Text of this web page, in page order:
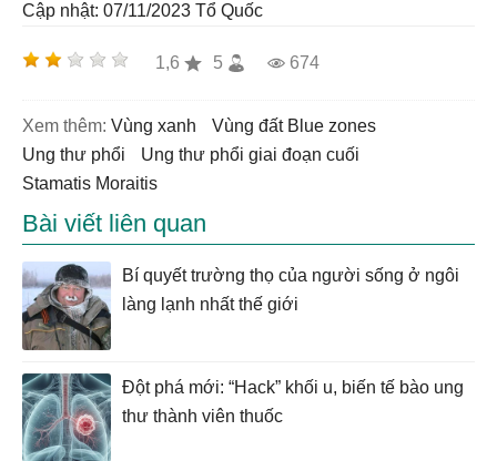
Cập nhật: 07/11/2023 Tổ Quốc
1,6 5 674
Xem thêm: vùng xanh
Vùng đất Blue zones
ung thư phổi
ung thư phổi giai đoạn cuối
Stamatis Moraitis
Bài viết liên quan
Bí quyết trường thọ của người sống ở ngôi
làng lạnh nhất thế giới
Đột phá mới: “Hack” khối u, biến tế bào ung
thư thành viên thuốc